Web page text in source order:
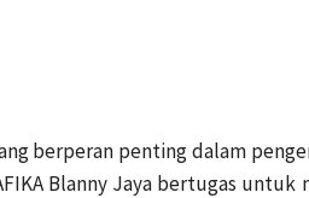
berperan penting dalam
Blanny Jaya bertugas